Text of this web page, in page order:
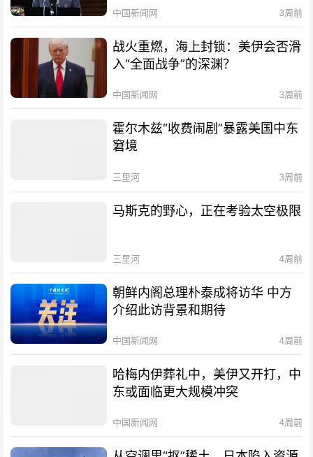
中国新闻网 3周前
战火重燃，海上封锁：美伊会否滑
入“全面战争”的深渊？
中国新闻网 3周前
霍尔木兹“收费闹剧”暴露美国中东
窘境
三里河 3周前
马斯克的野心，正在考验太空极限
三里河 4周前
朝鲜内阁总理朴泰成将访华 中方
介绍此访背景和期待
中国新闻网 4周前
哈梅内伊葬礼中，美伊又开打，中
东或面临更大规模冲突
中国新闻网 4周前